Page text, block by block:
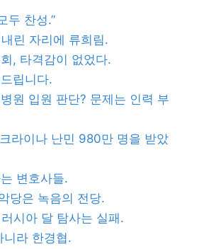
두 찬성.”
린 자리에 류희림.
, 타격감이 없었다.
립니다.
원 입원 판단? 문제는 인력 부
라이나 난민 980만 명을 받았
변호사들.
당은 녹음의 전당.
시아 달 탐사는 실패.
니라 한경협.